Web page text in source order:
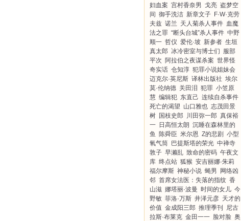
妇血案 宫村香奈男 戈亮 盗梦空
间 御手洗洁 新章文子 F·W·克劳
夫兹 诺兰 天人菊杀人事件 血魔
法之罪 “断头台城”杀人事件 中野
顺一 哲仪 爱伦·坡 新参者 生垣
真太郎 冰冷密室与博士们 服部
平次 阿拉伯之夜谋杀案 世界怪
奇实话 仓知淳 犯罪小说姐妹会
迈克尔·英尼斯 译林出版社 埃尔
莫·伦纳德 关田泪 犯罪 小笠原
慧 编辑犯 东直己 连续自杀事件
死亡的渴望 山口雅也 志茂田景
树 国枝史郎 川田弥一郎 真保裕
一 日高恒太朗 沉睡在森林里的
鱼
陈舜臣 米尔恩 Z的悲剧 小型
氧气筒 巴提斯塔的荣光 中禅寺
敦子 早濑乱 致命的密码 午夜文
库 终点站 狐猴 安吉丽娜·朱莉
福尔摩斯 神秘小说 蝇男
网络凶
邻 首席女法医：失落的指纹 香
山滋 娜塔丽·波曼 时间的女儿 今
野敏 菲洛·万斯 井泽元彦 天才的
价值 金成阳三郎 推理季刊
尼古
拉斯·布莱克 金田一一 脸对脸 奥